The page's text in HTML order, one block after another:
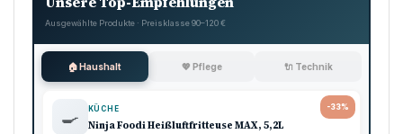
Ausgewählte Produkte · Preisklasse 90–120 €
🏠 Haushalt 💖 Pflege 🔌 Technik
-33%
🍳 KÜCHE
Ninja Foodi Heißluftfritteuse MAX, 5,2L